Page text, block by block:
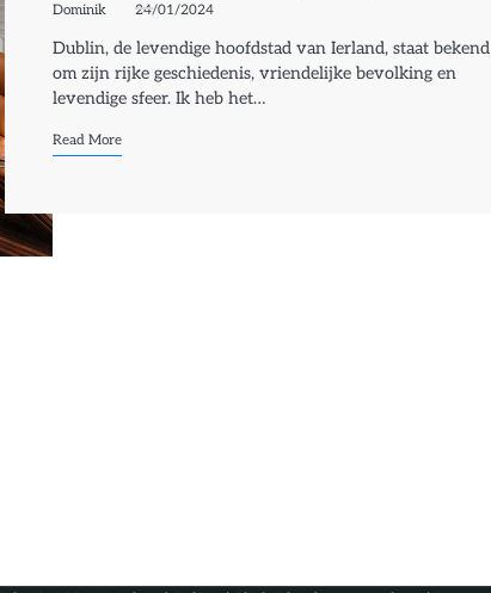
Dominik 24/01/2024
Dublin, de levendige hoofdstad van Ierland, staat bekend
om zijn rijke geschiedenis, vriendelijke bevolking en
levendige sfeer. Ik heb het…
Read More